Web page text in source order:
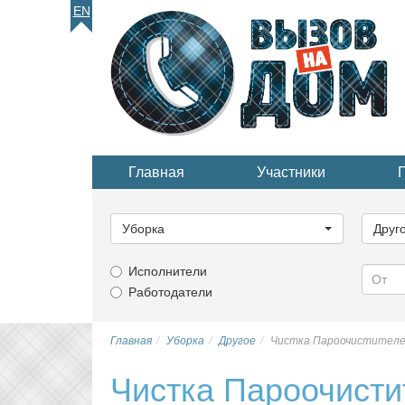
EN
Главная Участники
категорию...
Уборка
Исполнители
Работодатели
Главная Уборка Другое Чистка
Чистка